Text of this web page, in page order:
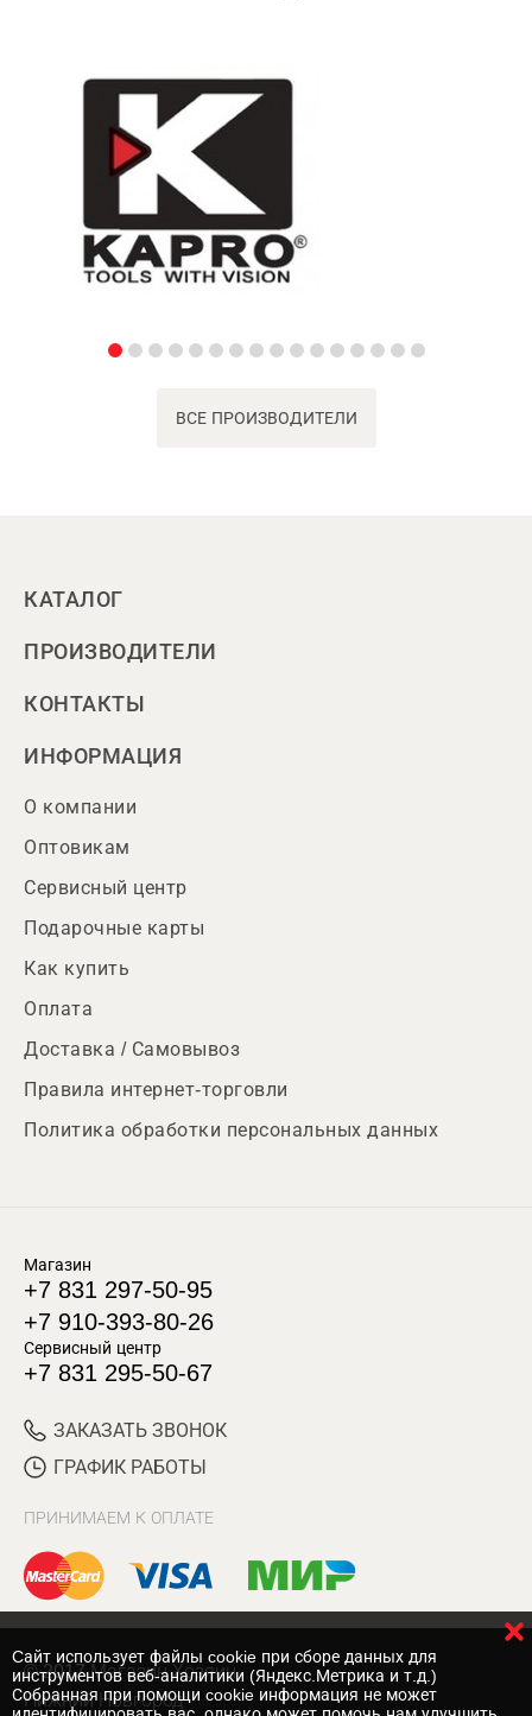
ВСЕ ПРОИЗВОДИТЕЛИ
КАТАЛОГ
ПРОИЗВОДИТЕЛИ
КОНТАКТЫ
ИНФОРМАЦИЯ
О компании
Оптовикам
Сервисный центр
Подарочные карты
Как купить
Оплата
Доставка / Самовывоз
Правила интернет-торговли
Политика обработки персональных данных
Магазин
+7 831 297-50-95
+7 910-393-80-26
Сервисный центр
+7 831 295-50-67
ЗАКАЗАТЬ ЗВОНОК
ГРАФИК РАБОТЫ
ПРИНИМАЕМ К ОПЛАТЕ
© 2017 Магазин Хозяин
Нижний Новгород
Cайт использует файлы cookie при сборе данных для
инструментов веб-аналитики (Яндекс.Метрика и т.д.)
Собранная при помощи cookie информация не может